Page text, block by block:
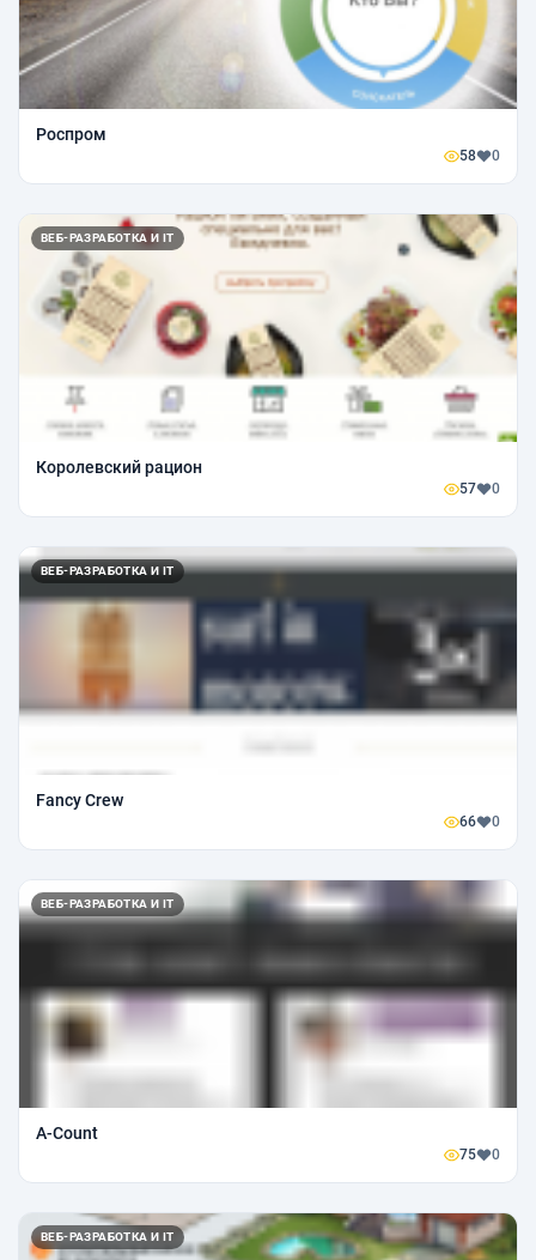
Роспром
58 0
ВЕБ-РАЗРАБОТКА И IT
Королевский рацион
57 0
ВЕБ-РАЗРАБОТКА И IT
Fancy Crew
66 0
ВЕБ-РАЗРАБОТКА И IT
A-Count
75 0
ВЕБ-РАЗРАБОТКА И IT